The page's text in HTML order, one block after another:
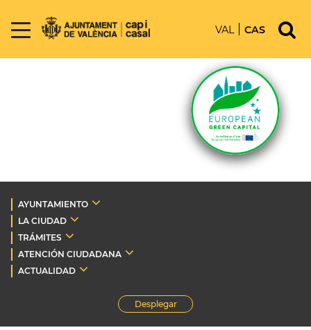
VAL CAS
AYUNTAMIENTO
LA CIUDAD
TRÁMITES
ATENCIÓN CIUDADANA
ACTUALIDAD
Desplegar